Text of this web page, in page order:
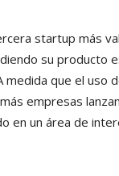
startup más
su producto
medida que el uso
empresas
en un área de